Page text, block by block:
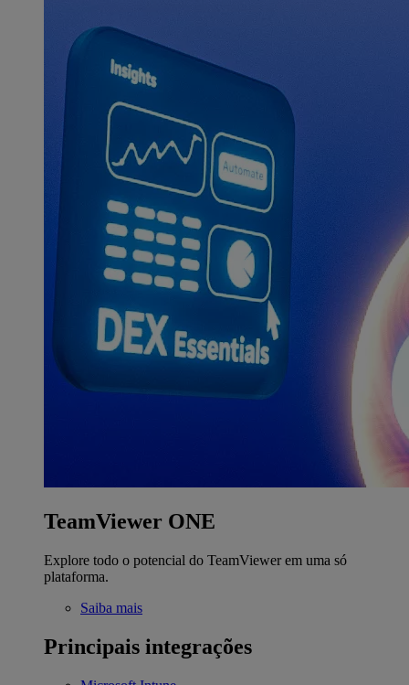
TeamViewer ONE
Explore todo o potencial do TeamViewer em uma só
plataforma.
Saiba mais
Principais integrações